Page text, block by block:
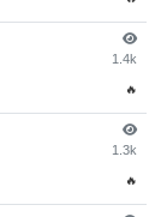
1.4k
🔥
1.3k
🔥